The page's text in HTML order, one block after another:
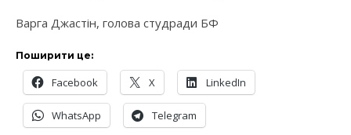
Варга Джастін, голова студради БФ
Поширити це:
Facebook X LinkedIn
WhatsApp Telegram